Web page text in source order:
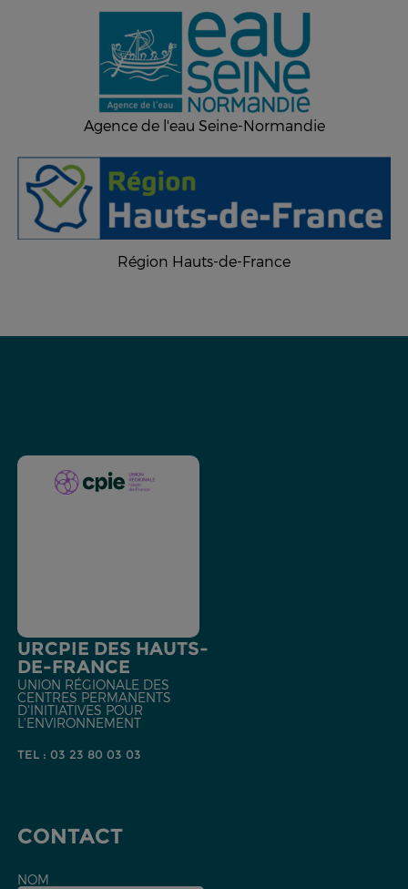
Agence de l'eau Seine-Normandie
Région Hauts-de-France
URCPIE DES HAUTS-
DE-FRANCE
UNION RÉGIONALE DES
CENTRES PERMANENTS
D'INITIATIVES POUR
L'ENVIRONNEMENT
TEL : 03 23 80 03 03
CONTACT
NOM